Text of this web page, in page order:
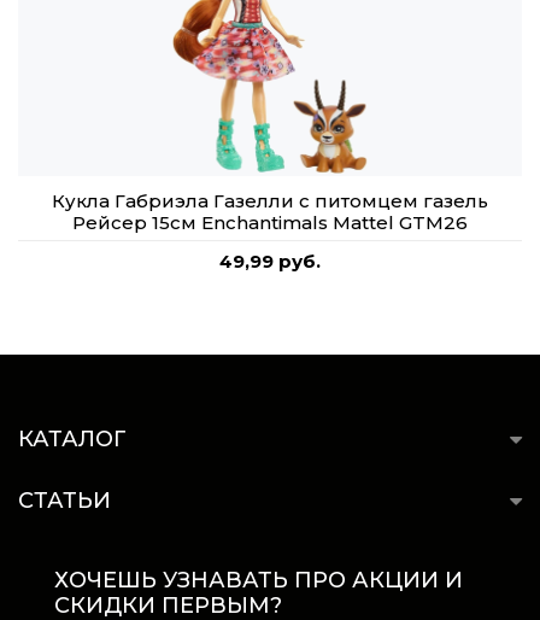
Кукла Габриэла Газелли с питомцем газель
Рейсер 15см Enchantimals Mattel GTM26
49,99 руб.
КАТАЛОГ
СТАТЬИ
ХОЧЕШЬ УЗНАВАТЬ ПРО АКЦИИ И
СКИДКИ ПЕРВЫМ?